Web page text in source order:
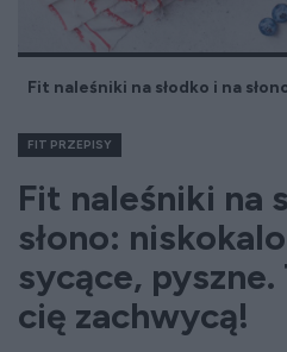
Fit naleśniki na słodko i na
FIT PRZEPISY
Fit naleśniki na
słono:
sycące,
cię zachwycą!